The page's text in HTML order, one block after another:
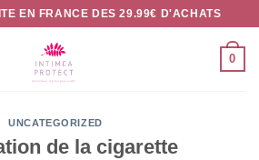
EN FRANCE DES 29.99€ D'ACHATS
0
UNCATEGORIZED
de la cigarette